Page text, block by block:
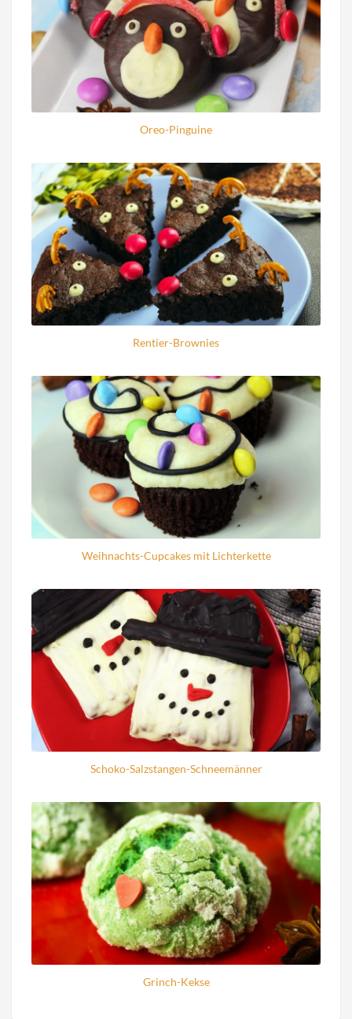
Oreo-Pinguine
Rentier-Brownies
Weihnachts-Cupcakes mit Lichterkette
Schoko-Salzstangen-Schneemänner
Grinch-Kekse